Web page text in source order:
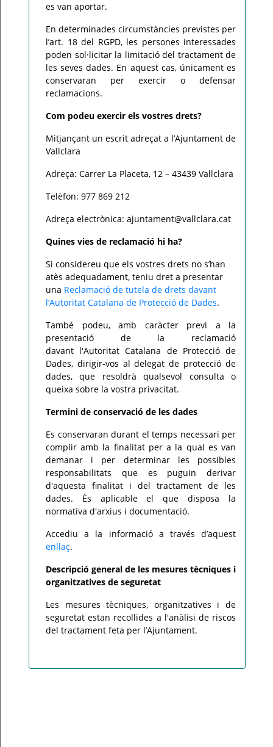
es van aportar.
En determinades circumstàncies previstes per
l’art. 18 del RGPD, les persones interessades
poden sol·licitar la limitació del tractament de
les seves dades. En aquest cas, únicament es
conservaran per exercir o defensar
reclamacions.
Com podeu exercir els vostres drets?
Mitjançant un escrit adreçat a l’Ajuntament de
Vallclara
Adreça: Carrer La Placeta, 12 – 43439 Vallclara
Telèfon: 977 869 212
Adreça electrònica: ajuntament@vallclara.cat
Quines vies de reclamació hi ha?
Si considereu que els vostres drets no s’han
atès adequadament, teniu dret a presentar
una Reclamació de tutela de drets davant
l’Autoritat Catalana de Protecció de Dades.
També podeu, amb caràcter previ a la
presentació de la reclamació
davant l'Autoritat Catalana de Protecció de
Dades, dirigir-vos al delegat de protecció de
dades, que resoldrà qualsevol consulta o
queixa sobre la vostra privacitat.
Termini de conservació de les dades
Es conservaran durant el temps necessari per
complir amb la finalitat per a la qual es van
demanar i per determinar les possibles
responsabilitats que es puguin derivar
d'aquesta finalitat i del tractament de les
dades. És aplicable el que disposa la
normativa d'arxius i documentació.
Accediu a la informació a través d’aquest
enllaç.
Descripció general de les mesures tècniques i
organitzatives de seguretat
Les mesures tècniques, organitzatives i de
seguretat estan recollides a l'anàlisi de riscos
del tractament feta per l’Ajuntament.